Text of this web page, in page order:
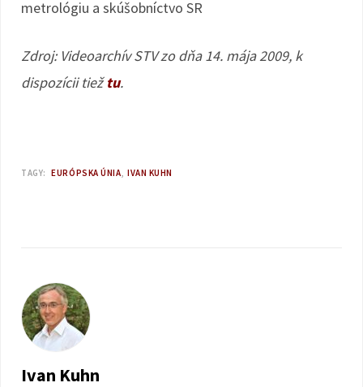
metrológiu a skúšobníctvo SR
Zdroj: Videoarchív STV zo dňa 14. mája 2009, k
dispozícii tiežtu.
TAGY: EURÓPSKA ÚNIA IVAN KUHN
Ivan Kuhn